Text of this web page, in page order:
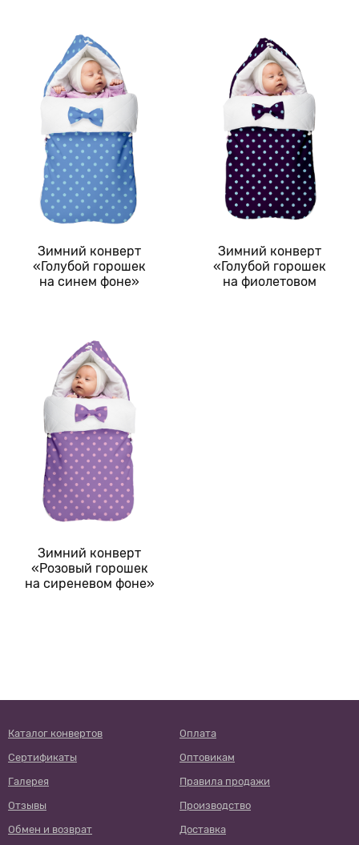
Зимний конверт
«Голубой горошек
на синем фоне»
Зимний конверт
«Голубой горошек
на фиолетовом
Зимний конверт
«Розовый горошек
на сиреневом фоне»
Каталог конвертов
Оплата
Сертификаты
Оптовикам
Галерея
Правила продажи
Отзывы
Производство
Обмен и возврат
Доставка